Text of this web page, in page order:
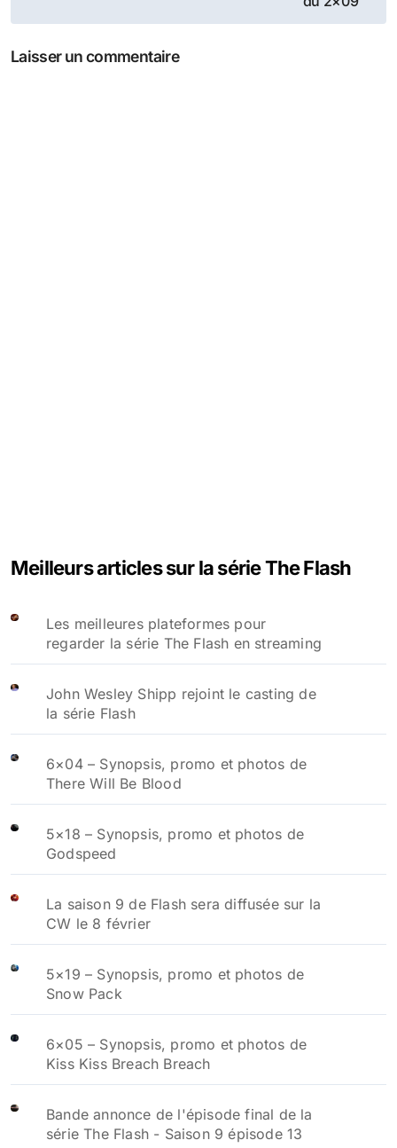
l’article
Laisser un commentaire
Meilleurs articles sur la série The Flash
Les meilleures plateformes pour
regarder la série The Flash en streaming
John Wesley Shipp rejoint le casting de
la série Flash
6×04 – Synopsis, promo et photos de
There Will Be Blood
5×18 – Synopsis, promo et photos de
Godspeed
La saison 9 de Flash sera diffusée sur la
CW le 8 février
5×19 – Synopsis, promo et photos de
Snow Pack
6×05 – Synopsis, promo et photos de
Kiss Kiss Breach Breach
Bande annonce de l'épisode final de la
série The Flash - Saison 9 épisode 13